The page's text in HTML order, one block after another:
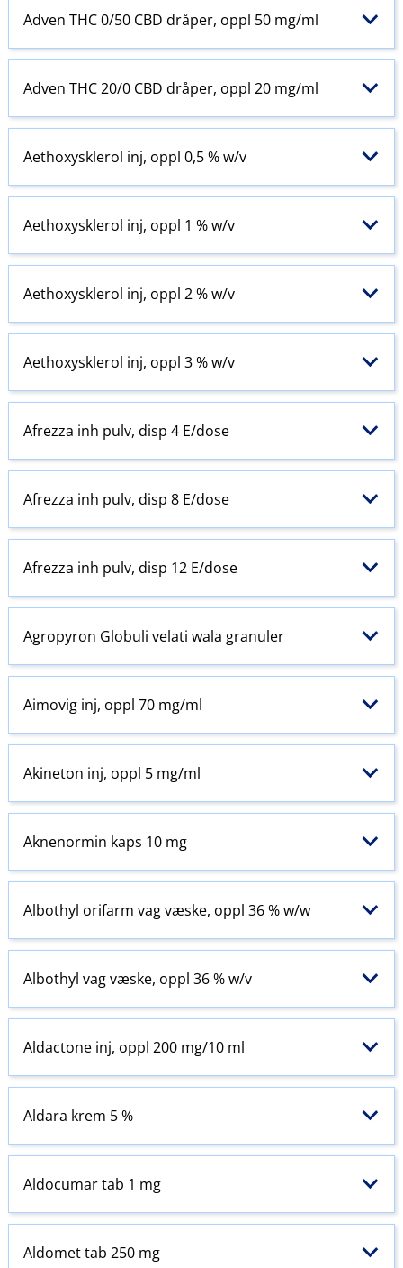
Adven THC 0/50 CBD dråper, oppl 50 mg/ml
Adven THC 20/0 CBD dråper, oppl 20 mg/ml
Aethoxysklerol inj, oppl 0,5 % w​/​v
Aethoxysklerol inj, oppl 1 % w​/​v
Aethoxysklerol inj, oppl 2 % w​/​v
Aethoxysklerol inj, oppl 3 % w​/​v
Afrezza inh pulv, disp 4 E​/​dose
Afrezza inh pulv, disp 8 E​/​dose
Afrezza inh pulv, disp 12 E​/​dose
Agropyron Globuli velati wala granuler
Aimovig inj, oppl 70 mg/ml
Akineton inj, oppl 5 mg/ml
Aknenormin kaps 10 mg
Albothyl orifarm vag væske, oppl 36 % w​/​w
Albothyl vag væske, oppl 36 % w​/​v
Aldactone inj, oppl 200 mg/10 ml
Aldara krem 5 %
Aldocumar tab 1 mg
Aldomet tab 250 mg